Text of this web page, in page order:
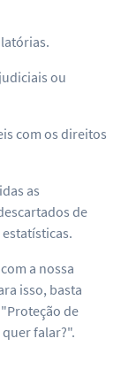
ou
com os direitos
as
de
a nossa
isso, basta
de
falar?".